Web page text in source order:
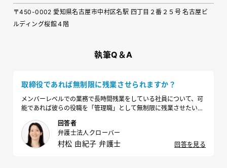
〒450-0002 愛知県名古屋市中村区名駅 四丁目２番２５号 名古屋ビ
ルディング桜館４階
執筆Q＆A
取締役であれば無制限に残業させられますか？
メンバーレベルでの業務で長時間残業をしている社員について、可
能であれば彼らの役職を「管理職」として無制限に残業させたいの
回答者
弁護士法人クローバー
村松 由紀子 弁護士 回答を見る